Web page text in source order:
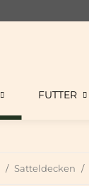
FUTTER
Satteldecken